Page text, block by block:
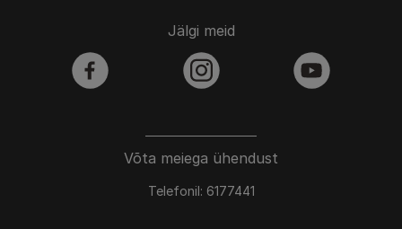
Võta meiega ühendust
Telefonil: 6177441
Jälgi meid
facebook instagram youtube